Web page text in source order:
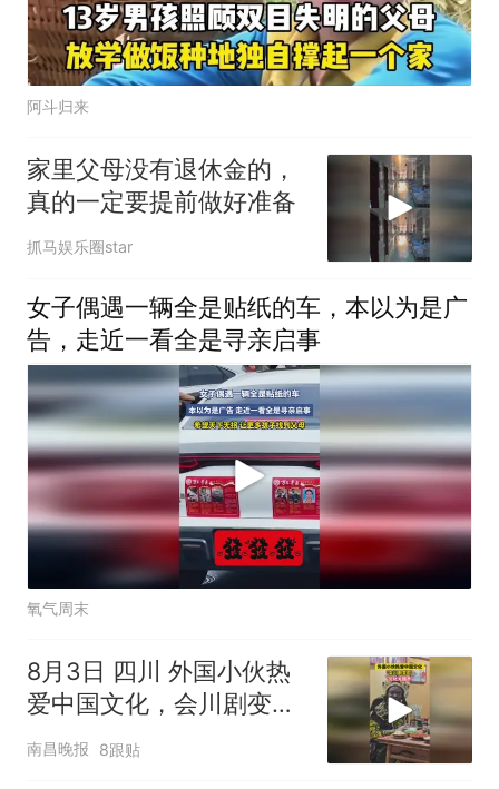
阿斗归来
家里父母没有退休金的，
真的一定要提前做好准备
抓马娱乐圈star
女子偶遇一辆全是贴纸的车，本以为是广
告，走近一看全是寻亲启事
氧气周末
8月3日 四川 外国小伙热
爱中国文化，会川剧变
脸，“文化无国界”
南昌晚报 8跟贴